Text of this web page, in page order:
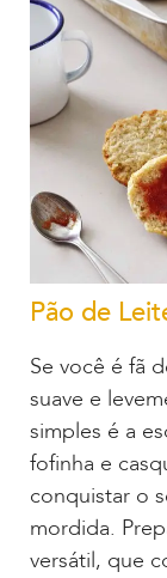
Pão de
Se você é fã
suave e
simples é a
fofinha e
conquistar o
mordida.
versátil, que